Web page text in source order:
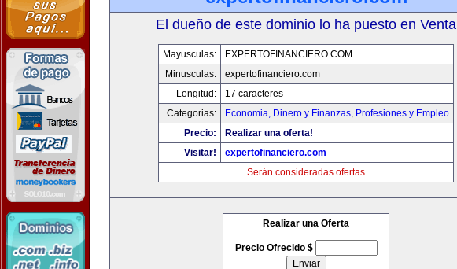
El dueño de este dominio lo ha puesto en Venta
Mayusculas:
EXPERTOFINANCIERO.COM
Minusculas:
expertofinanciero.com
Longitud:
17 caracteres
Categorias:
Economia, Dinero y Finanzas, Profesiones y Empleo
Precio:
Realizar una oferta!
Visitar!
expertofinanciero.com
Serán consideradas ofertas
Realizar una Oferta
Precio Ofrecido $